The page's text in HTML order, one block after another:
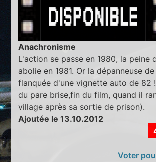
Anachronisme
L'action se passe en 1980, la peine
abolie en 1981. Or la dépanneuse
flanquée d'une vignette auto de 82
du pare brise,fin du film, quand il
village après sa sortie de prison).
Ajoutée le 13.10.2012
Voter